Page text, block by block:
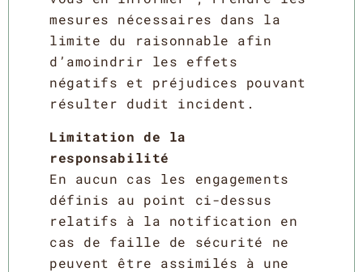
mesures nécessaires dans la
limite du raisonnable afin
d’amoindrir les effets
négatifs et préjudices pouvant
résulter dudit incident.
Limitation de la
responsabilité
En aucun cas les engagements
définis au point ci-dessus
relatifs à la notification en
cas de faille de sécurité ne
peuvent être assimilés à une